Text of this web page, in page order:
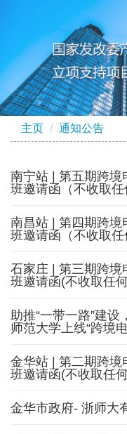
主页 通知公告
南宁站 | 第五期跨境
班邀请函（不收取任
南昌站 | 第四期跨境
班邀请函（不收取任
石家庄 | 第三期跨境
班邀请函(不收取任
助推“一带一路”建
师范大学上线“跨境
金华站 | 第二期跨境
班邀请函(不收取任
金华市政府- 浙师大